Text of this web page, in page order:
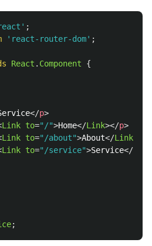
' ;
' react-router-dom' ;
React . Component
{
</p>
Link to="/">Home</Link></p>
Link to="/about">About</Link
Link to="/service">Service</
;